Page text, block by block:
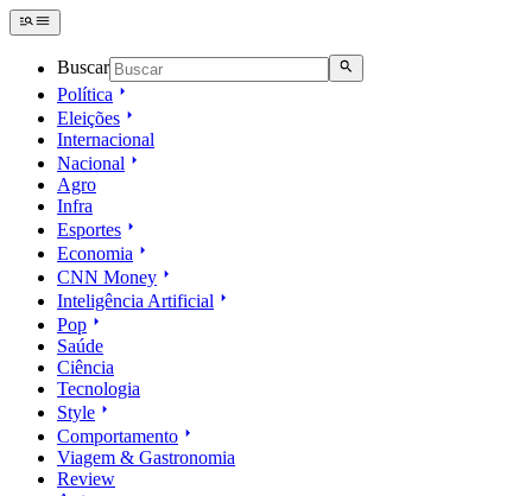
Buscar
Política
Eleições
Internacional
Nacional
Agro
Infra
Esportes
Economia
CNN Money
Inteligência Artificial
Pop
Saúde
Ciência
Tecnologia
Style
Comportamento
Viagem & Gastronomia
Review